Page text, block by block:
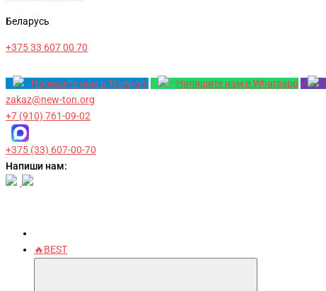
Беларусь
+375 33 607 00 70
Напишите нам в Telegram Напишите нам в Whatsapp
zakaz@new-ton.org
+7 (910) 761-09-02
+375 (33) 607-00-70
Напиши нам:
🔥BEST